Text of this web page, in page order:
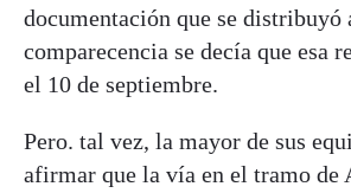
documentación que se distribuyó
comparecencia se decía que esa
el 10 de septiembre.
Pero. tal vez, la mayor de sus
afirmar que la vía en el tramo de